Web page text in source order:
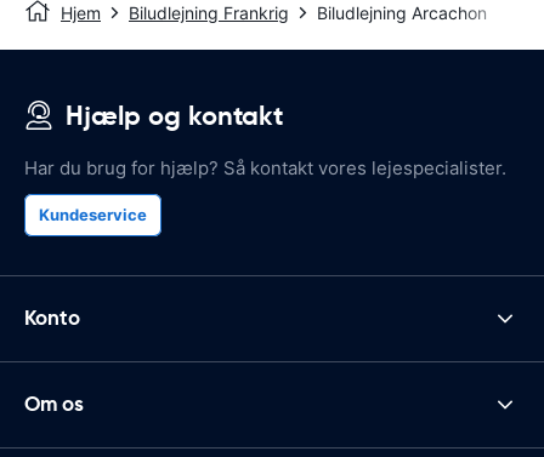
Hjem Biludlejning Frankrig Biludlejning Arcachon
Hjælp og kontakt
Har du brug for hjælp? Så kontakt vores lejespecialister.
Kundeservice
Konto
Om os